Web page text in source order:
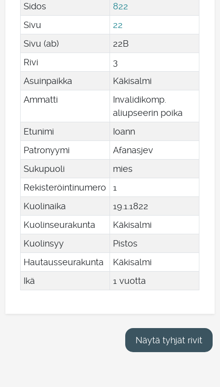
Sidos
822
Sivu
22
Sivu (ab)
22B
Rivi
3
Asuinpaikka
Käkisalmi
Ammatti
Invalidikomp.
aliupseerin poika
Etunimi
Ioann
Patronyymi
Afanasjev
Sukupuoli
mies
Rekisteröintinumero
1
Kuolinaika
191 1822
Kuolinseurakunta
Käkisalmi
Kuolinsyy
Pistos
Hautausseurakunta
Käkisalmi
Ikä
1 vuotta
Näytä tyhjät rivit